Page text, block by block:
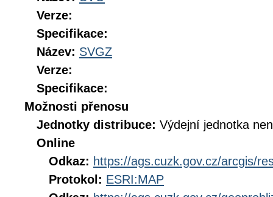
Verze:
Specifikace:
Název: SVGZ
Verze:
Specifikace:
Možnosti přenosu
Jednotky distribuce: Výdejní jednotka
Online
Odkaz: https://ags.cuzk.gov.cz/arcgis/
Protokol: ESRI:MAP